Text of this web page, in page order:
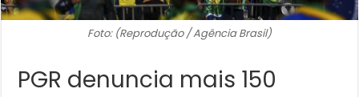
Foto: (Reprodução / Agência Brasil)
PGR denuncia mais 150